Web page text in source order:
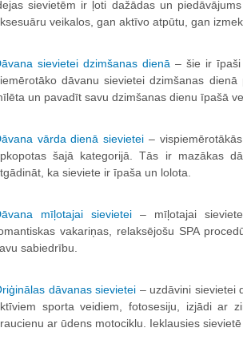
sievietēm ir ļoti dažādas un
veikalos, gan aktīvo atpūtu, gan
sievietei dzimšanas dienā – šie ir īpaši
dāvanu sievietei dzimšanas
un pavadīt savu dzimšanas dienu īpašā
vārda dienā sievietei –
šajā kategorijā. Tās ir mazākas
ka sieviete ir īpaša un lolota.
mīļotajai sievietei– mīļotajai
vakariņas, relaksējošu SPA
sabiedrību.
dāvanas sievietei – uzdāvini sievietei
sporta veidiem, fotosesiju, izjādi ar
ar ūdens motociklu. Ieklausies